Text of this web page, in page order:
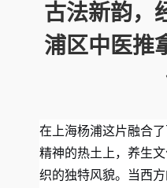
古法新韵
浦区中医推
在上海杨浦这片融合
精神的热土上，养生
织的独特风貌。当西